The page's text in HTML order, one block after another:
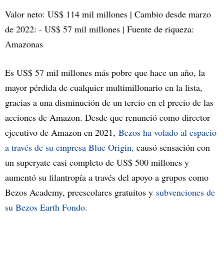
Valor neto: US$ 114 mil millones | Cambio desde marzo
de 2022: - US$ 57 mil millones | Fuente de riqueza:
Amazonas
Es US$ 57 mil millones más pobre que hace un año, la
mayor pérdida de cualquier multimillonario en la lista,
gracias a una disminución de un tercio en el precio de las
acciones de Amazon. Desde que renunció como director
ejecutivo de Amazon en 2021, Bezos ha volado al espacio
a través de su empresa Blue Origin, causó sensación con
un superyate casi completo de US$ 500 millones y
aumentó su filantropía a través del apoyo a grupos como
Bezos Academy, preescolares gratuitos y subvenciones de
su Bezos Earth Fondo.